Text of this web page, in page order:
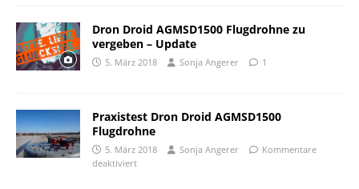
Dron Droid AGMSD1500 Flugdrohne zu
vergeben – Update
5. März 2018 Sonja Angerer 1
Praxistest Dron Droid AGMSD1500
Flugdrohne
5. März 2018 Sonja Angerer
Kommentare
deaktiviert